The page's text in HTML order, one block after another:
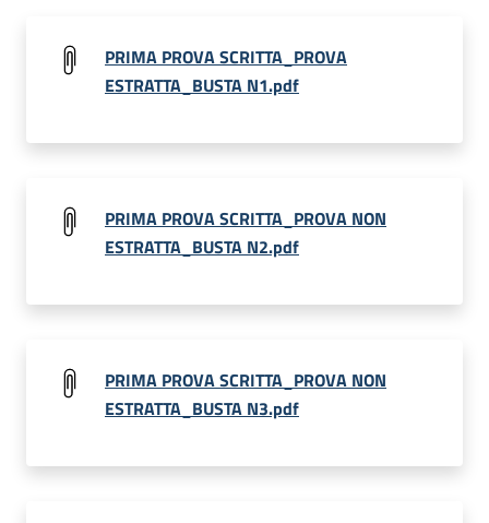
PRIMA PROVA SCRITTA_PROVA
ESTRATTA_BUSTA N1.pdf
PRIMA PROVA SCRITTA_PROVA NON
ESTRATTA_BUSTA N2.pdf
PRIMA PROVA SCRITTA_PROVA NON
ESTRATTA_BUSTA N3.pdf